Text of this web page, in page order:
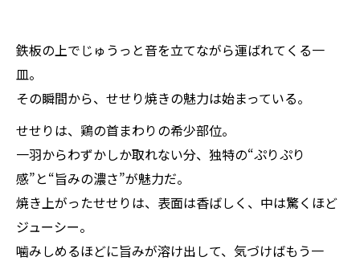
鉄板の上でじゅうっと音を立てながら運ばれてくる一
皿。
その瞬間から、せせり焼きの魅力は始まっている。
せせりは、鶏の首まわりの希少部位。
一羽からわずかしか取れない分、独特の“ぷりぷり
感”と“旨みの濃さ”が魅力だ。
焼き上がったせせりは、表面は香ばしく、中は驚くほど
ジューシー。
噛みしめるほどに旨みが溶け出して、気づけばもう一